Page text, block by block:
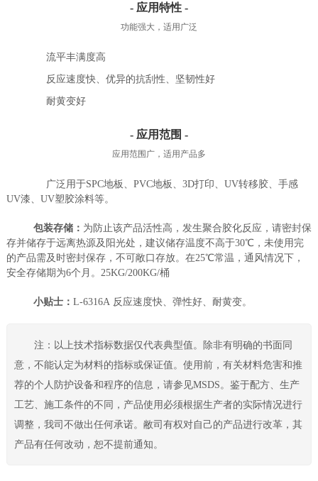
- 应用特性 -
功能强大，适用广泛
流平丰满度高
反应速度快、优异的抗刮性、坚韧性好
耐黄变好
- 应用范围 -
应用范围广，适用产品多
广泛用于SPC地板、PVC地板、3D打印、UV转移胶、手感
UV漆、UV塑胶涂料等。
包装存储： 为防止该产品活性高，发生聚合胶化反应，请密封保
存并储存于远离热源及阳光处，建议储存温度不高于30℃，未使用完
的产品需及时密封保存，不可敞口存放。在25℃常温，通风情况下，
安全存储期为6个月。25KG/200KG/桶
小贴士： L-6316A 反应速度快、弹性好、耐黄变。
注：以上技术指标数据仅代表典型值。除非有明确的书面同
意，不能认定为材料的指标或保证值。使用前，有关材料危害和推
荐的个人防护设备和程序的信息，请参见MSDS。鉴于配方、生产
工艺、施工条件的不同，产品使用必须根据生产者的实际情况进行
调整，我司不做出任何承诺。敝司有权对自己的产品进行改革，其
产品有任何改动，恕不提前通知。